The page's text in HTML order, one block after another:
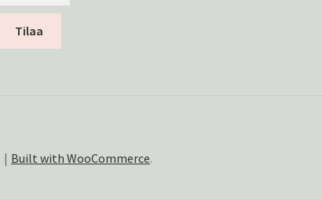
Tilaa
Built with WooCommerce.